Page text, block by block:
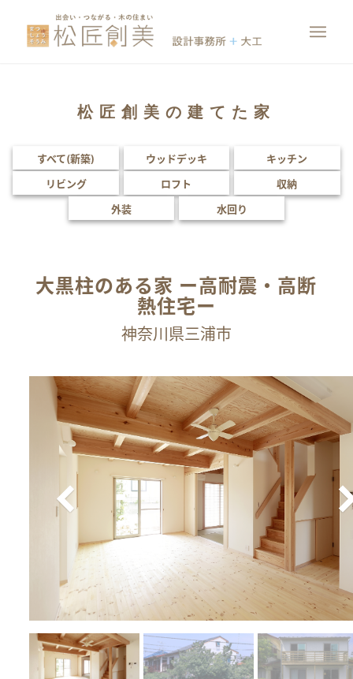
松匠創美の建てた家
すべて(新築) ウッドデッキ
キッチン
リビング
ロフト
収納
外装
水回り
大黒柱のある家 ー高耐震・高断
熱住宅ー
神奈川県三浦市